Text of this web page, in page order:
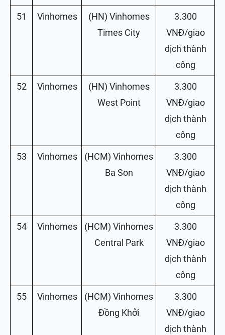
51 Vinhomes
(HN) Vinhomes
Times City
3.300
VNĐ/giao
dịch thành
công
52 Vinhomes
(HN) Vinhomes
West Point
3.300
VNĐ/giao
dịch thành
công
53 Vinhomes
(HCM) Vinhomes
Ba Son
3.300
VNĐ/giao
dịch thành
công
54 Vinhomes
(HCM) Vinhomes
Central Park
3.300
VNĐ/giao
dịch thành
công
55 Vinhomes
(HCM) Vinhomes
Đồng Khởi
3.300
VNĐ/giao
dịch thành